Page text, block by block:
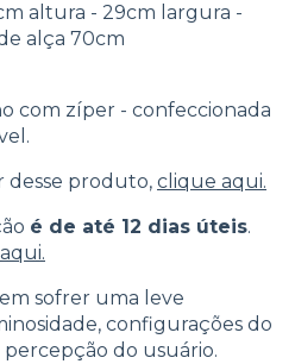
altura - 29cm largura -
alça 70cm
com zíper - confeccionada
desse produto, clique aqui.
é de até 12 dias úteis.
sofrer uma leve
configurações do
do usuário.